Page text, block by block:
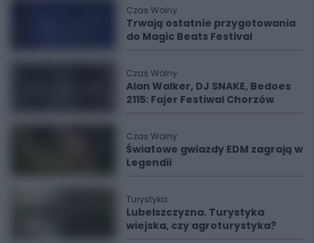
Czas Wolny
Trwają ostatnie przygotowania
do Magic Beats Festival
Czas Wolny
Alan Walker, DJ SNAKE, Bedoes
2115: Fajer Festiwal Chorzów
Czas Wolny
Światowe gwiazdy EDM zagrają w
Legendii
Turystyka
Lubelszczyzna. Turystyka
wiejska, czy agroturystyka?